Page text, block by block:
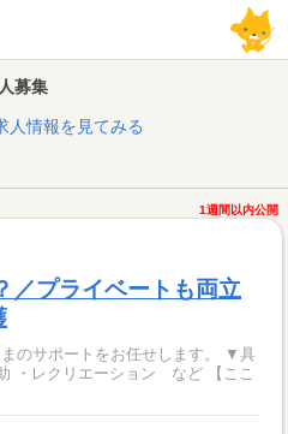
募集
人情報を見てみる
1週間以内公開
／プライベートも両立
サポートをお任せします。 ▼具
クリエーション など 【ここ